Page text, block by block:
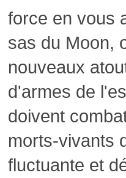
force en vous
sas du Moon,
nouveaux
d'armes de
doivent
morts-vivants
fluctuante et